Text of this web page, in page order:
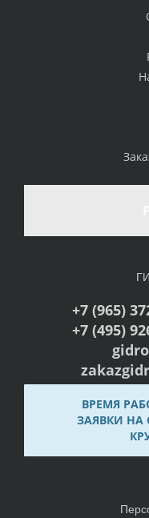
+7 (965)
+7 (495)
ВРЕМЯ
ЗАЯВКИ НА